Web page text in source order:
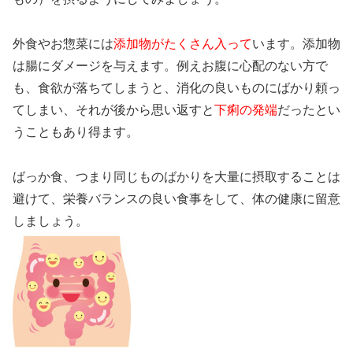
外食やお惣菜には添加物がたくさん入っています。添加物
は腸にダメージを与えます。例えお腹に心配のない方で
も、食欲が落ちてしまうと、消化の良いものにばかり頼っ
てしまい、それが後から思い返すと下痢の発端だったとい
うこともあり得ます。
ばっか食、つまり同じものばかりを大量に摂取することは
避けて、栄養バランスの良い食事をして、体の健康に留意
しましょう。